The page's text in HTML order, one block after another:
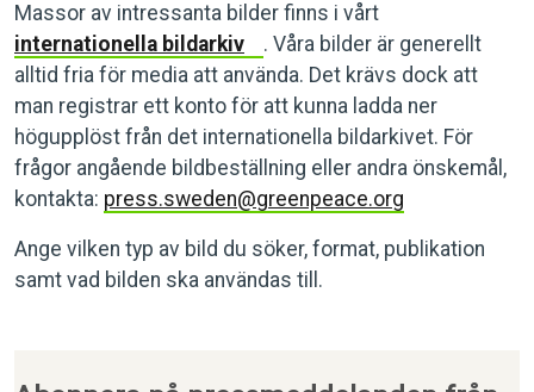
Massor av intressanta bilder finns i vårt
internationella bildarkiv
. Våra bilder är generellt
alltid fria för media att använda. Det krävs dock att
man registrar ett konto för att kunna ladda ner
högupplöst från det internationella bildarkivet. För
frågor angående bildbeställning eller andra önskemål,
kontakta: press.sweden@greenpeace.org
Ange vilken typ av bild du söker, format, publikation
samt vad bilden ska användas till.